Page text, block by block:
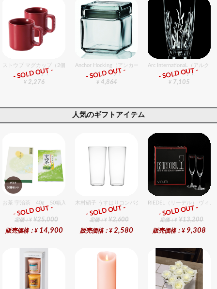
ストウブ マグカップ（2個入） チェリー
グラスバリエ
¥ 2,276
- SOLD OUT -
Anchor Hocking（アンカーホッキング） スクウェアジャー
グラスバリエ
¥ 4,864
- SOLD OUT -
Arc InternationaL（アルク・
グラスバリエ
¥ 7,105
- SOLD OUT -
人気のギフトアイテム
お茶 宇治茶 40g 50箱入セット 50個入りセット
ギフト
定価：¥ ¥25,000
販売価格：¥ 14,900
- SOLD OUT -
木村硝子 うすはりコンパクト260cc ゾンビグラスギフト
ギフト
定価：¥ ¥2,600
販売価格：¥ 2,580
- SOLD OUT -
RIEDEL（リーデル） ヴィ
ギフト
定価：¥ ¥13,200
販売価格：¥ 9,308
- SOLD OUT -